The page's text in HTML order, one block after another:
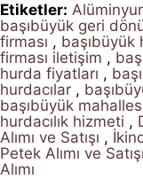
Etiketler:
başıbüyük geri
firması , başıbüyük
firması iletişim ,
hurda fiyatları ,
hurdacılar ,
başıbüyük
hurdacılık hizmeti ,
Alımı ve Satışı ,
Petek Alımı ve Satışı
Alımı